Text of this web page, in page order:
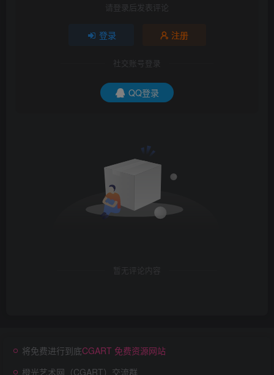
请登录后发表评论
登录 注册
社交账号登录
QQ登录
暂无评论内容
将免费进行到底CGART 免费资源网站
橙光艺术网（CGART）交流群